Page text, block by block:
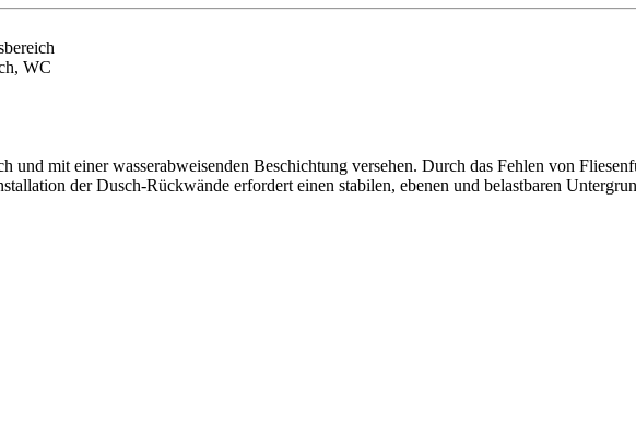
WC
und mit einer wasserabweisenden Beschichtung versehen. Durch das Fehlen von
der Dusch-Rückwände erfordert einen stabilen, ebenen und belastbaren